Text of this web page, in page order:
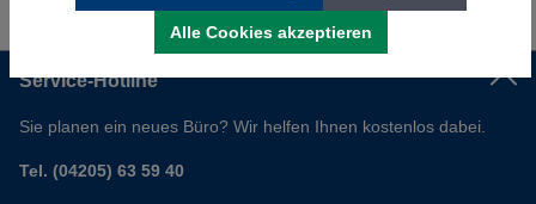
Service-Hotline
Sie planen ein neues Büro? Wir helfen Ihnen kostenlos dabei.
Tel. (04205) 63 59 40
Alle Cookies akzeptieren